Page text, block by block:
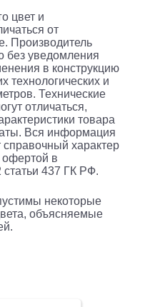
цвет и
от
Производитель
без уведомления
в конструкцию
технологических и
Технические
отличаться,
товара
Вся информация
справочный характер
офертой в
статьи 437 ГК РФ.
некоторые
объясняемые